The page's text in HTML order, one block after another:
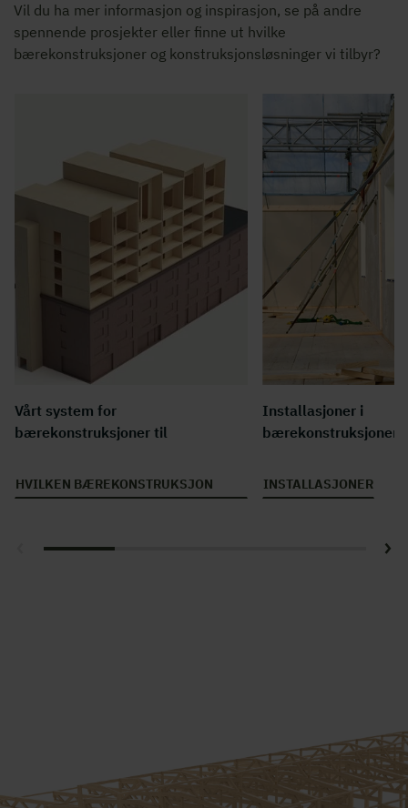
Vil du ha mer informasjon og inspirasjon, se på andre
spennende prosjekter eller finne ut hvilke
bærekonstruksjoner og konstruksjonsløsninger vi tilbyr?
Vårt system for
bærekonstruksjoner til
HVILKEN BÆREKONSTRUKSJON
PASSER?
Installasjoner i
bærekonstruksjoner
INSTALLASJONER